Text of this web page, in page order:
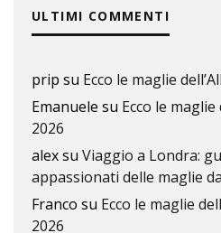
ULTIMI COMMENTI
prip su Ecco le maglie
Emanuele su Ecco le maglie
2026
alexsu Viaggio a Londra:
appassionati delle maglie
Franco su Ecco le maglie
2026